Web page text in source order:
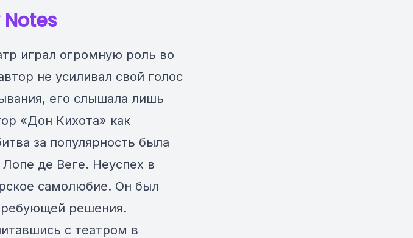
Notes
играл огромную роль во
не усиливал свой голос
его слышала лишь
«Дон Кихота» как
за популярность была
де Веге. Неуспех в
самолюбие. Он был
решения.
с театром в